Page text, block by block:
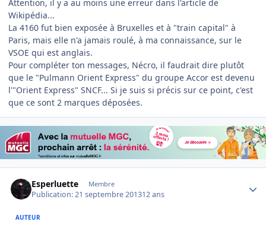
Attention, il y a au moins une erreur dans l'article de
Wikipédia...
La 4160 fut bien exposée à Bruxelles et à "train capital" à
Paris, mais elle n'a jamais roulé, à ma connaissance, sur le
VSOE qui est anglais.
Pour compléter ton messages, Nécro, il faudrait dire plutôt
que le "Pulmann Orient Express" du groupe Accor est devenu
l'"Orient Express" SNCF... Si je suis si précis sur ce point, c'est
que ce sont 2 marques déposées.
Esperluette Membre
Publication:21 septembre 201312 ans
AUTEUR